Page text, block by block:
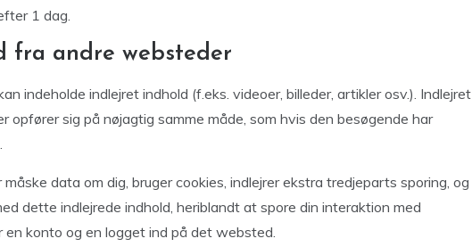
1 dag.
fra andre websteder
indeholde indlejret indhold (f.eks. videoer, billeder, artikler osv.). Indlejret
opfører sig på nøjagtig samme måde, som hvis den besøgende har
data om dig, bruger cookies, indlejrer ekstra tredjeparts sporing, og
dette indlejrede indhold, heriblandt at spore din interaktion med
en konto og en logget ind på det websted.